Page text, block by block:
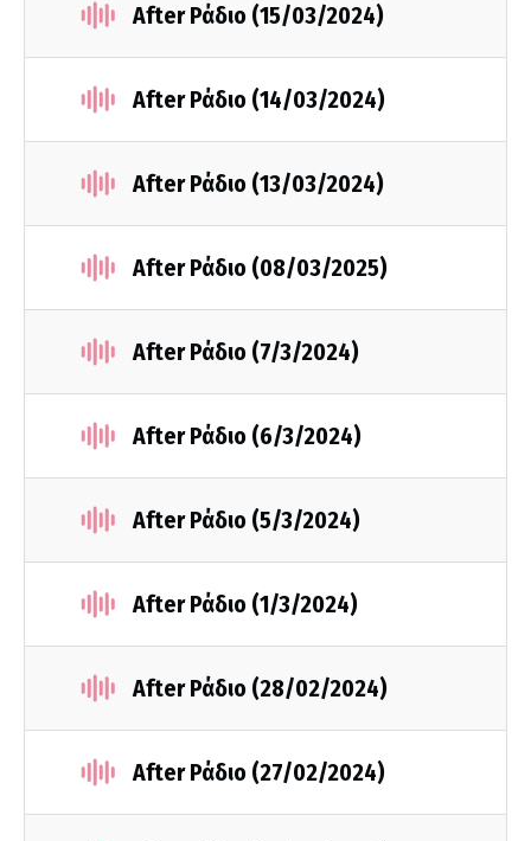
After Ράδιο (15/03/2024)
After Ράδιο (14/03/2024)
After Ράδιο (13/03/2024)
After Ράδιο (08/03/2025)
After Ράδιο (7/3/2024)
After Ράδιο (6/3/2024)
After Ράδιο (5/3/2024)
After Ράδιο (1/3/2024)
After Ράδιο (28/02/2024)
After Ράδιο (27/02/2024)